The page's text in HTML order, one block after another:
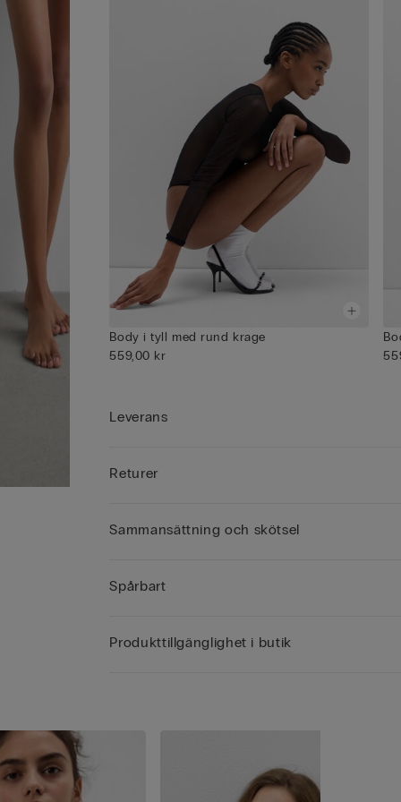
Body i tyll med rund krage
559,00 kr
Leverans
Returer
Sammansättning och skötsel
Spårbart
Produkttillgänglighet i butik